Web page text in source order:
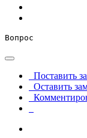
Вопрос
Поставить
Оставить